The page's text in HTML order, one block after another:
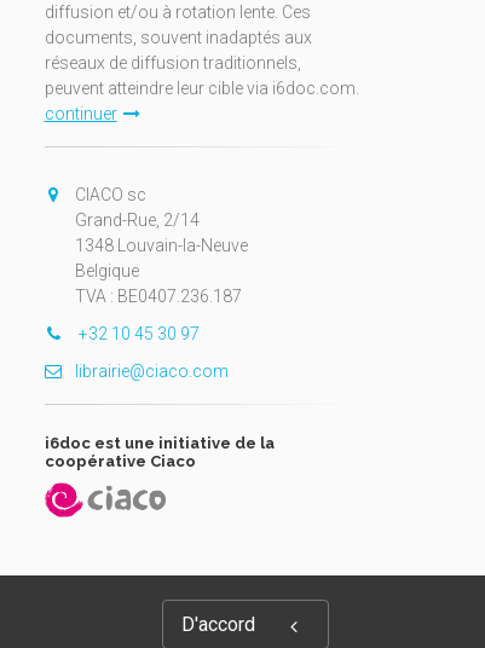
D'accord
diffusion et/ou à rotation lente. Ces
documents, souvent inadaptés aux
réseaux de diffusion traditionnels,
peuvent atteindre leur cible via i6doc.com.
continuer
CIACO sc
Grand-Rue, 2/14
1348 Louvain-la-Neuve
Belgique
TVA : BE0407.236.187
+32 10 45 30 97
librairie@ciaco.com
i6doc est une initiative de la
coopérative Ciaco